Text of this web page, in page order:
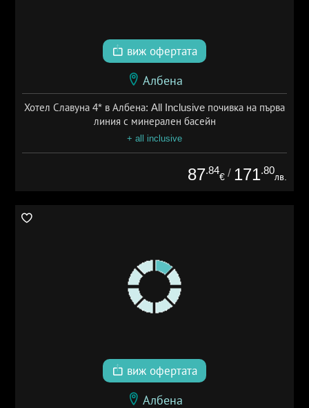
виж офертата
Албена
Хотел Славуна 4* в Албена: All Inclusive почивка на първа
линия с минерален басейн
+ all inclusive
87.84
€ / 171.80
лв.
виж офертата
Албена